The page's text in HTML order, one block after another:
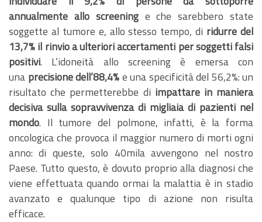
annualmente allo screeninge che sarebbero state
soggette al tumore e, allo stesso tempo, di ridurre del
13,7% il rinvio a ulteriori accertamenti per soggetti falsi
positivi. L’idoneità allo screening è emersa con
una precisione dell’88,4%e una specificità del 56,2%: un
risultato che permetterebbe di impattare in maniera
decisiva sulla sopravvivenza di migliaia di pazienti nel
mondo. Il tumore del polmone, infatti, è la forma
oncologica che provoca il maggior numero di morti ogni
anno: di queste, solo 40mila avvengono nel nostro
Paese. Tutto questo, è dovuto proprio alla diagnosi che
viene effettuata quando ormai la malattia è in stadio
avanzato e qualunque tipo di azione non risulta
efficace.